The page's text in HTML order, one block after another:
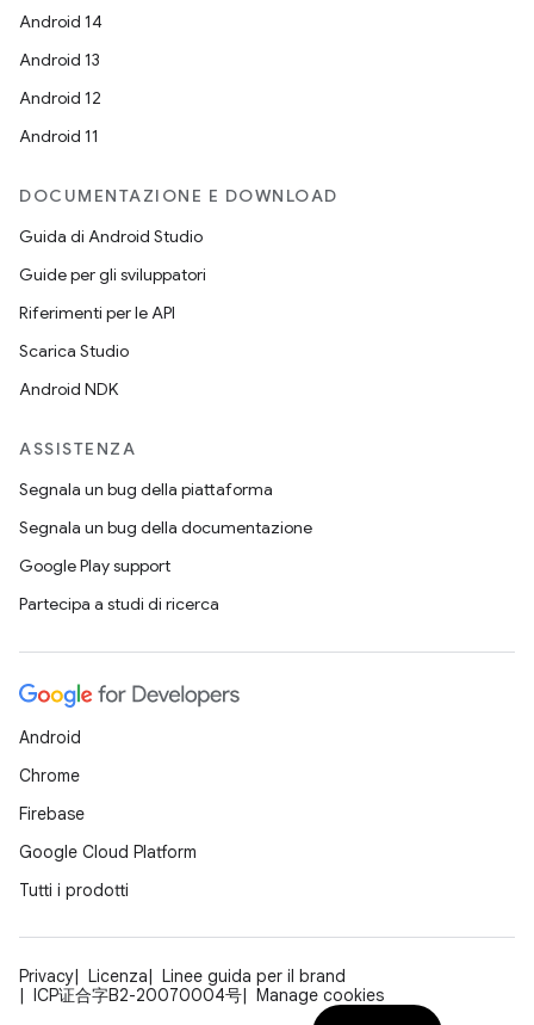
Android 14
Android 13
Android 12
Android 11
DOCUMENTAZIONE E DOWNLOAD
Guida di Android Studio
Guide per gli sviluppatori
Riferimenti per le API
Scarica Studio
Android NDK
ASSISTENZA
Segnala un bug della piattaforma
Segnala un bug della documentazione
Google Play support
Partecipa a studi di ricerca
Android
Chrome
Firebase
Google Cloud Platform
Tutti i prodotti
Privacy Licenza
Linee guida per il brand
ICP证合字B2-20070004号
Manage cookies